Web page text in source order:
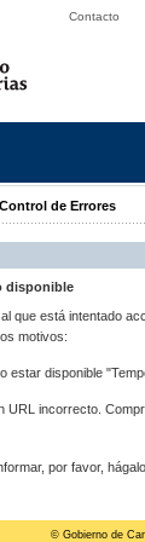
Contacto
Control de Errores
disponible
que está intentado
motivos:
estar disponible
URL incorrecto.
por favor,
© Gobierno de